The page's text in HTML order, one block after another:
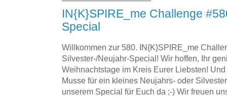
IN{K}SPIRE_me Challenge
Special
Willkommen zur 580. IN{K}SPIRE_me
Silvester-/Neujahr-Special! Wir hoffen, Ihr
Weihnachtstage im Kreis Eurer Liebsten!
Musse für ein kleines Neujahrs- oder
unserem Special für Euch da ;-) Wir freuen